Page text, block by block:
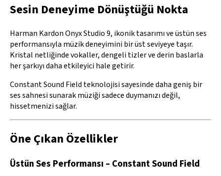
Sesin Deneyime Dönüştüğü Nokta
Harman Kardon Onyx Studio 9, ikonik tasarımı ve üstün ses
performansıyla müzik deneyimini bir üst seviyeye taşır.
Kristal netliğinde vokaller, dengeli tizler ve derin baslarla
her şarkıyı daha etkileyici hale getirir.
Constant Sound Field teknolojisi sayesinde daha geniş bir
ses sahnesi sunarak müziği sadece duymanızı değil,
hissetmenizi sağlar.
Öne Çıkan Özellikler
Üstün Ses Performansı – Constant Sound Field